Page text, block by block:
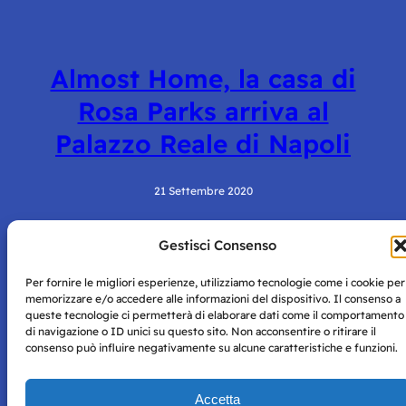
Gestisci Consenso
Per fornire le migliori esperienze, utilizziamo tecnologie come i cookie per
memorizzare e/o accedere alle informazioni del dispositivo. Il consenso a
queste tecnologie ci permetterà di elaborare dati come il comportamento
di navigazione o ID unici su questo sito. Non acconsentire o ritirare il
consenso può influire negativamente su alcune caratteristiche e funzioni.
Accetta
Almost Home, la casa di
Rosa Parks arriva al
Palazzo Reale di Napoli
21 Settembre 2020
Napoli con autorizzazione numero 38 del 25/9/2019.
Tutte le immagini e i contenuti su questo sito sono forniti